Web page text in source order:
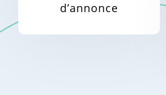
d’annonce